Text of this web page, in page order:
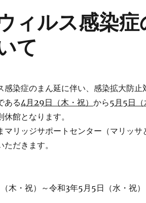
ィルス感染
て
感染症のまん延に伴い、感染拡大防
ある4月29日（木・祝） から5月5日（
館となります。
マリッジサポートセンター（マリッ
だきます。
木・祝）～令和3年5月5日（水・祝）